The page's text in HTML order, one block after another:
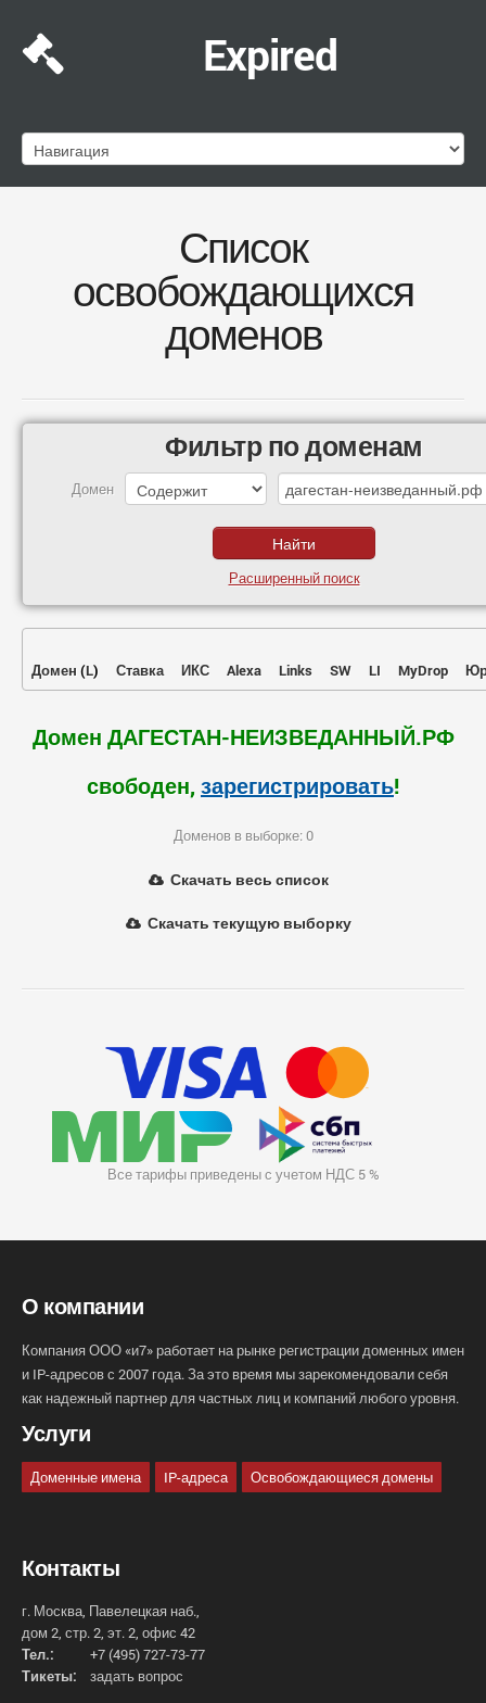
Expired
Список
освобождающихся
доменов
Фильтр по доменам
Домен
Расширенный поиск
Домен (L) Ставка ИКС Alexa Links SW LI MyDrop
Домен ДАГЕСТАН-НЕИЗВЕДАННЫЙ.РФ
свободен, зарегистрировать!
Доменов в выборке: 0
Скачать весь список
Скачать текущую выборку
Все тарифы приведены с учетом НДС 5 %
О компании
Компания ООО «и7» работает на рынке регистрации доменных имен
и IP-адресов с 2007 года. За это время мы зарекомендовали себя
как надежный партнер для частных лиц и компаний любого уровня.
Услуги
Доменные имена IP-адреса Освобождающиеся домены
Контакты
г. Москва, Павелецкая наб.,
дом 2, стр. 2, эт. 2, офис 42
Тел.:
+7 (495) 727-73-77
Тикеты:
задать вопрос